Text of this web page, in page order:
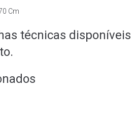
Cm
técnicas disponíveis